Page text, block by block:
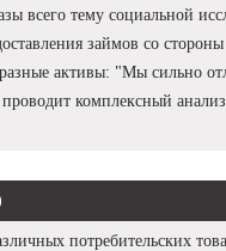
всего тему социальной
займов со
активы: "Мы сильно
проводит комплексный анализ
потребительских